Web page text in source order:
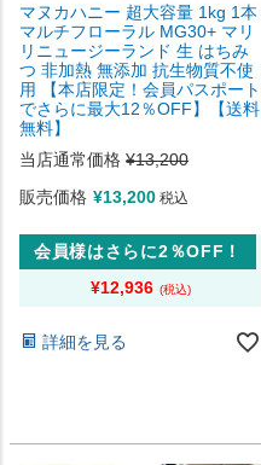
マヌカハニー 超大容量 1kg 1本
マルチフローラル MG30+ マリ
リニュージーランド 生 はちみ
つ 非加熱 無添加 抗生物質不使
用 【本店限定！会員パスポート
でさらに最大12％OFF】【送料
無料】
当店通常価格 ¥13,200
販売価格 ¥13,200 税込
会員様はさらに2％OFF！
¥12,936
詳細を見る